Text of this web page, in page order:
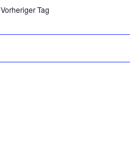
Vorheriger Tag